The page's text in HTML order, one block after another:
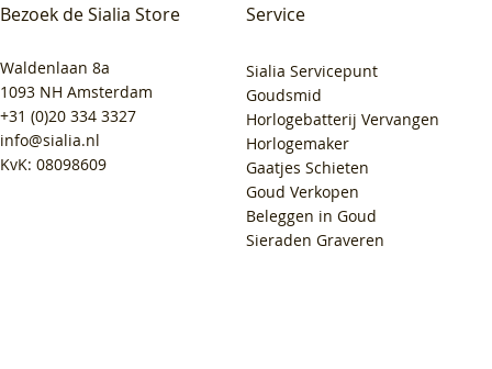
Bezoek de Sialia Store
Waldenlaan 8a
1093 NH Amsterdam
+31 (0)20 334 3327
info@sialia.nl
KvK: 08098609
Service
Sialia Servicepunt
Goudsmid
Horlogebatterij Vervangen
Horlogemaker
Gaatjes Schieten
Goud Verkopen
Beleggen in Goud
Sieraden Graveren